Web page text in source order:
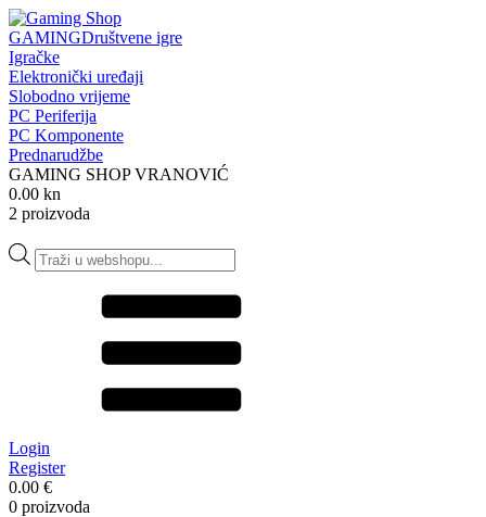
GAMINGDruštvene igre
Igračke
Elektronički uređaji
Slobodno vrijeme
PC Periferija
PC Komponente
Prednarudžbe
GAMING SHOP VRANOVIĆ
0.00 kn
2 proizvoda
Products
search
Login
Register
0.00 €
0 proizvoda